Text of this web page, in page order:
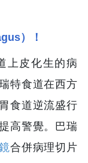
）！
上皮化生的病
特食道在西方
食道逆流盛行
高警覺。巴瑞
合併病理切片